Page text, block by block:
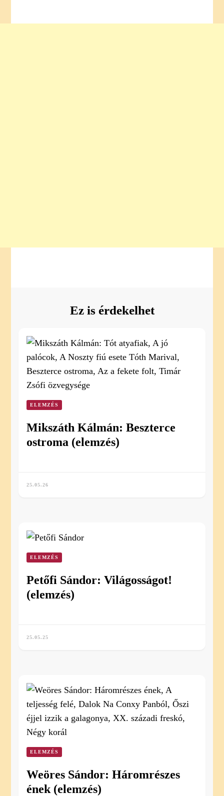
Ez is érdekelhet
ELEMZÉS
Mikszáth Kálmán: Beszterce
ostroma (elemzés)
25.05.26
ELEMZÉS
Petőfi Sándor: Világosságot!
(elemzés)
25.05.25
ELEMZÉS
Weöres Sándor: Háromrészes
ének (elemzés)